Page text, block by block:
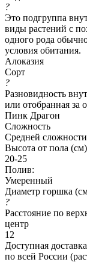
?
Это подгруппа
виды растений с
одного рода
условия обитания.
Алоказия
Сорт
?
Разновидность
или отобранная за
Пинк Драгон
Сложность
Средней сложности
Высота от пола (см)
20-25
Полив:
Умеренный
Диаметр горшка
?
Расстояние по
центр
12
Доступная доставка
по всей России